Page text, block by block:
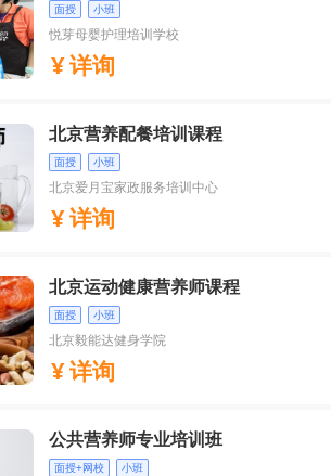
面授 小班
悦芽母婴护理培训学校
详询
北京营养配餐培训课程
面授 小班
北京爱月宝家政服务培训中心
详询
北京运动健康营养师课程
面授 小班
北京毅能达健身学院
详询
公共营养师专业培训班
面授+网校 小班